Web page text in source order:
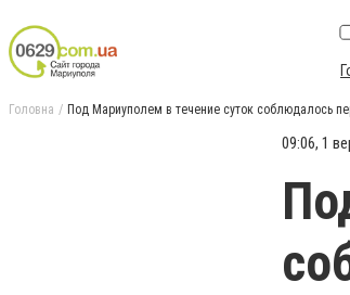
Головна Под Мариуполем в течение суток соблюдалось
09:06, 1